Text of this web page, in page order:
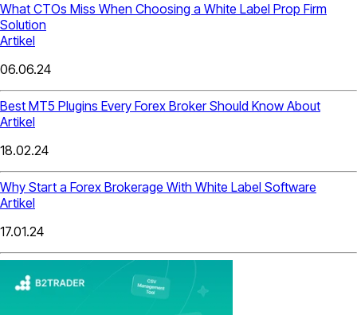
What CTOs Miss When Choosing a White Label Prop Firm
Solution
Artikel
06.06.24
Best MT5 Plugins Every Forex Broker Should Know About
Artikel
18.02.24
Why Start a Forex Brokerage With White Label Software
Artikel
17.01.24